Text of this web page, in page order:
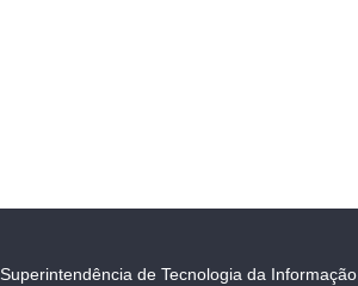
Superintendência de Tecnologia da Informação